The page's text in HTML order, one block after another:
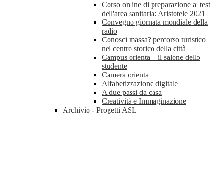
Corso online di preparazione ai test
dell'area sanitaria: Aristotele 2021
Convegno giornata mondiale della
radio
Conosci massa? percorso turistico
nel centro storico della città
Campus orienta – il salone dello
studente
Camera orienta
Alfabetizzazione digitale
A due passi da casa
Creatività e Immaginazione
Archivio - Progetti ASL